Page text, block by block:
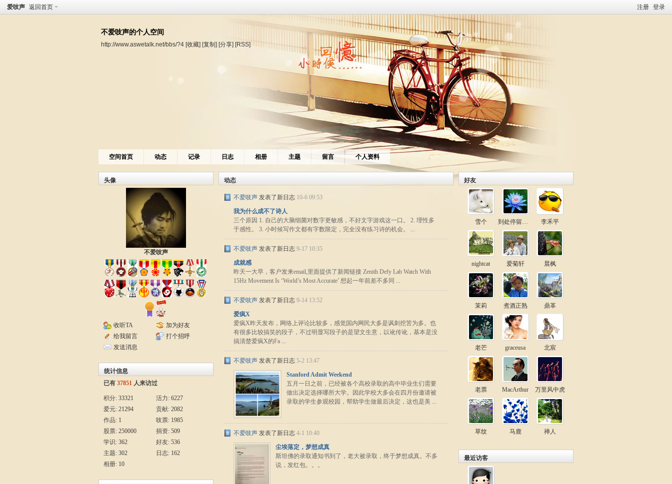
注册 登录
爱吱声 返回首页
不爱吱声的个人空间
http://www.aswetalk.net/bbs/?4 [收藏] [复制] [分享] [RSS]
空间首页 动态 记录 日志 相册 主题 留言 个人资料
头像
不爱吱声
收听TA
加为好友
给我留言
打个招呼
发送消息
统计信息
已有 37851 人来访过
积分: 33321 活力: 6227
爱元: 21294 贡献: 2082
作品: 1 吱票: 1985
股票: 250000 捐资: 509
学识: 362 好友: 536
主题: 302 日志: 162
相册: 10
动态
不爱吱声 发表了新日志 10-6 09:53
我为什么成不了诗人
三个原因 1. 自己的大脑细菌对数字更敏感，不好文字游戏这一口。 2. 理性多
于感性。 3. 小时候写作文都有字数限定，完全没有练习诗的机会。 ...
不爱吱声 发表了新日志 9-17 10:35
成就感
昨天一大早，客户发来email,里面提供了新闻链接 Zenith Defy Lab Watch With
15Hz Movement Is ‘World’s Most Accurate’ 想起一年前差不多同 ...
不爱吱声 发表了新日志 9-14 13:52
爱疯X
爱疯X昨天发布，网络上评论比较多，感觉国内网民大多是讽刺挖苦为多。也
有很多比较搞笑的段子，不过明显写段子的是望文生意，以讹传讹，基本是没
搞清楚爱疯X的Fa ...
不爱吱声 发表了新日志 5-2 13:47
Stanford Admit Weekend
五月一日之前，已经被各个高校录取的高中毕业生们需要
做出决定选择哪所大学。因此学校大多会在四月份邀请被
录取的学生参观校园，帮助学生做最后决定，这也是美 ...
不爱吱声 发表了新日志 4-1 10:40
尘埃落定，梦想成真
斯坦佛的录取通知书到了，老大被录取，终于梦想成真。不多
说，发红包。。。
好友
雪个 到处停留的叶子 李禾平
nightcat 爱菊轩 晨枫
茉莉 煮酒正熟 鼎革
老芒 graceusa 北宸
老票 MacArthur 万里风中虎
草纹 马鹿 禅人
最近访客